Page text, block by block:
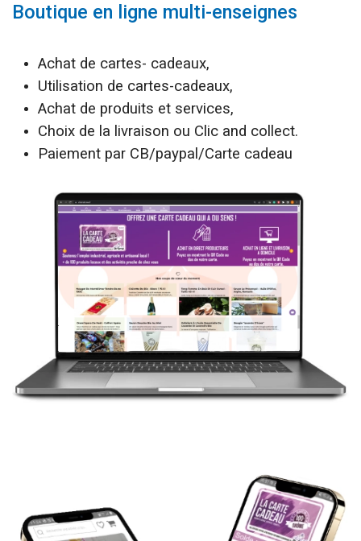
Boutique en ligne multi-enseignes
Achat de cartes- cadeaux,
Utilisation de cartes-cadeaux,
Achat de produits et services,
Choix de la livraison ou Clic and collect.
Paiement par CB/paypal/Carte cadeau